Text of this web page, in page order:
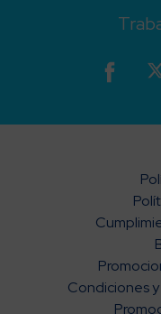
Condiciones